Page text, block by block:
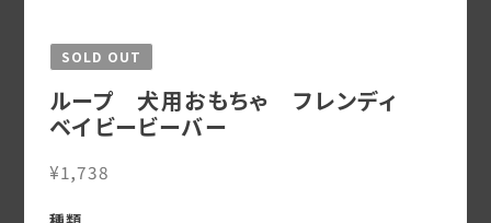
SOLD OUT
ループ 犬用おもちゃ フレンディ
ベイビービーバー
¥1,738